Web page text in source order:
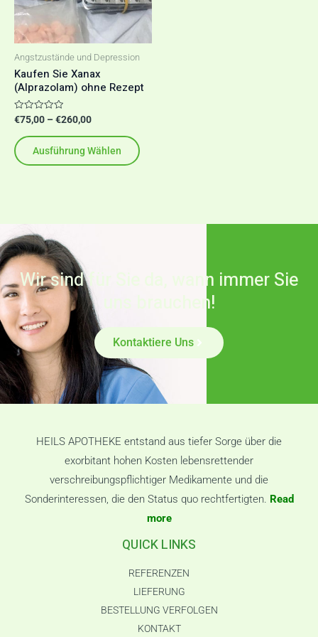
Angstzustände und Depression
Kaufen Sie Xanax
(Alprazolam) ohne Rezept
Bewertet
mit
von
5
€75,00 –€260,00
Ausführung Wählen
auf.
auf
gewählt
Wir sind für Sie da, wann immer Sie
uns brauchen!
Kontaktiere Uns
HEILS APOTHEKE entstand aus tiefer Sorge über die
exorbitant hohen Kosten lebensrettender
verschreibungspflichtiger Medikamente und die
Sonderinteressen, die den Status quo rechtfertigten. Read
more
QUICK LINKS
REFERENZEN
LIEFERUNG
BESTELLUNG VERFOLGEN
KONTAKT